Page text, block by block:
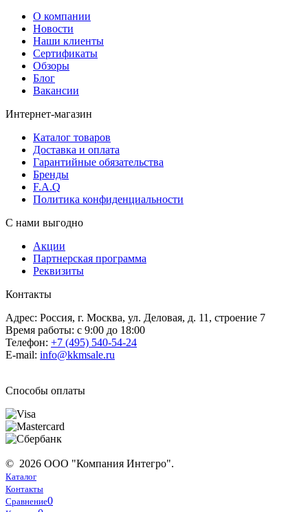
О компании
Новости
Наши клиенты
Сертификаты
Обзоры
Блог
Вакансии
Интернет-магазин
Каталог товаров
Доставка и оплата
Гарантийные обязательства
Бренды
F.A.Q
Политика конфиденциальности
С нами выгодно
Акции
Партнерская программа
Реквизиты
Контакты
Адрес: Россия, г. Москва, ул. Деловая, д. 11, строение 7
Время работы: с 9:00 до 18:00
Телефон: +7 (495) 540-54-24
E-mail: info@kkmsale.ru
Способы оплаты
© 2026 ООО "Компания Интегро".
Каталог
Контакты
Сравнение0